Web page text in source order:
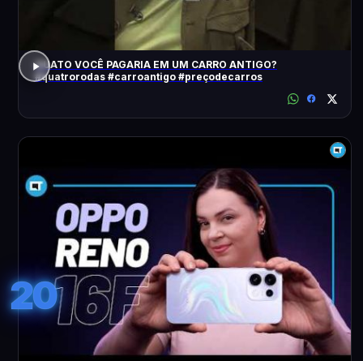
QUATO VOCÊ PAGARIA EM UM CARRO ANTIGO?
#quatrorodas #carroantigo #preçodecarros
20